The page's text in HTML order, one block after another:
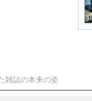
雑誌の本来の姿